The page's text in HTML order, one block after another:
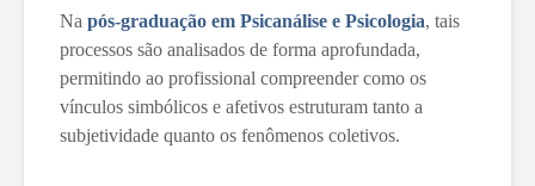
Na pós-graduação em Psicanálise e Psicologia, tais
processos são analisados de forma aprofundada,
permitindo ao profissional compreender como os
vínculos simbólicos e afetivos estruturam tanto a
subjetividade quanto os fenômenos coletivos.